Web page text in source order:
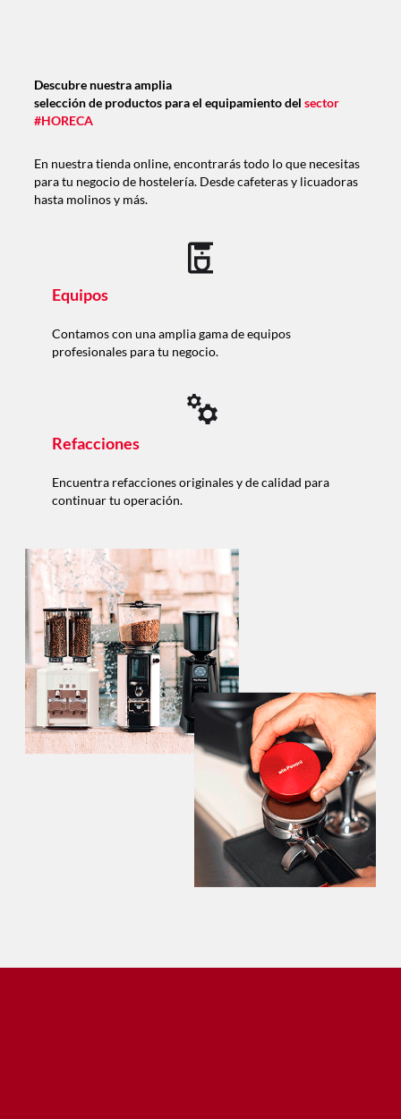
Descubre nuestra amplia
selección de productos para el equipamiento del sector
#HORECA
En nuestra tienda online, encontrarás todo lo que necesitas
para tu negocio de hostelería. Desde cafeteras y licuadoras
hasta molinos y más.
Equipos
Contamos con una amplia gama de equipos
profesionales para tu negocio.
Refacciones
Encuentra refacciones originales y de calidad para
continuar tu operación.